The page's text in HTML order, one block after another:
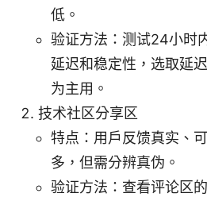
低。
验证方法：测试24小时
延迟和稳定性，选取延
为主用。
技术社区分享区
特点：用户反馈真实、
多，但需分辨真伪。
验证方法：查看评论区